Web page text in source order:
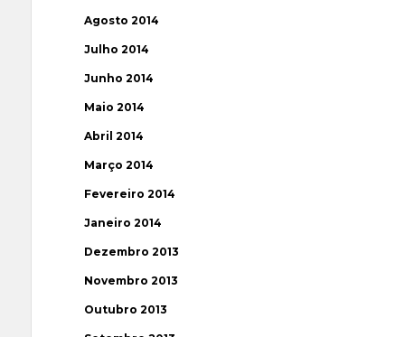
Agosto 2014
Julho 2014
Junho 2014
Maio 2014
Abril 2014
Março 2014
Fevereiro 2014
Janeiro 2014
Dezembro 2013
Novembro 2013
Outubro 2013